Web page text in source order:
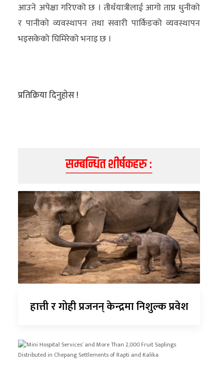
आउने अपेक्षा गरिएको छ । तीर्थयात्रीलाई आगो ताप्न धुनीको
र पानीको व्यवस्थापन तथा सवारी पार्किङको व्यवस्थापन
भइसकेको घिमिरेको भनाइ छ ।
प्रतिक्रिया दिनुहोस !
सम्बन्धित शीर्षकहरु :
हात्ती र गोही प्रजनन् केन्द्रमा निशुल्क प्रवेश